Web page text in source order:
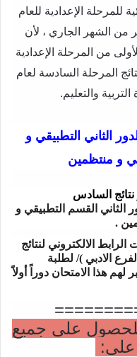
للمرحلة الإعدادية للعام
عشر من الشهر الجاري ، لأن
من المرحلة الإعدادية
لنتائج المرحلة السادسة لعام
السادس الاعدادي 2020 الدور الثاني التطبيقي و
و منتظمين
نتائج السادس
الدراسي 2020 2019 دور الثاني القسم التطبيقي و
.
الالكتروني لنتائج
الادبي )/ لطلبة
هذا الامتحان دوراً أولاً
على جميع
على: